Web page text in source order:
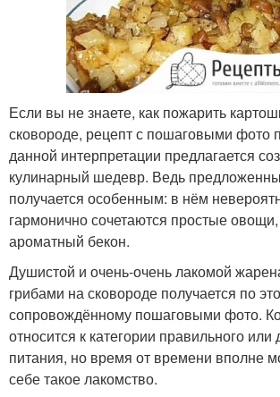
Если вы не знаете, как пожарить
сковороде, рецепт с пошаговыми фото
данной интерпретации предлагается
кулинарный шедевр. Ведь
получается особенным: в нём
гармонично сочетаются простые
ароматный бекон.
Душистой и очень-очень лакомой
грибами на сковороде получается по
сопровождённому пошаговыми фото.
относится к категории правильного или
питания, но время от времени вполне
себе такое лакомство.